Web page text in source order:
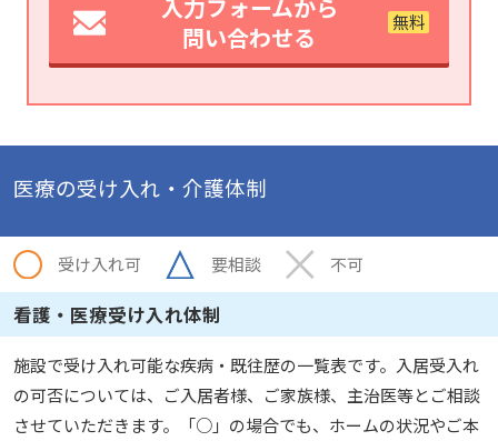
入力フォームから
問い合わせる
医療の受け入れ・介護体制
受け入れ可 要相談 不可
看護・医療受け入れ体制
施設で受け入れ可能な疾病・既往歴の一覧表です。入居受入れ
の可否については、ご入居者様、ご家族様、主治医等とご相談
させていただきます。「○」の場合でも、ホームの状況やご本